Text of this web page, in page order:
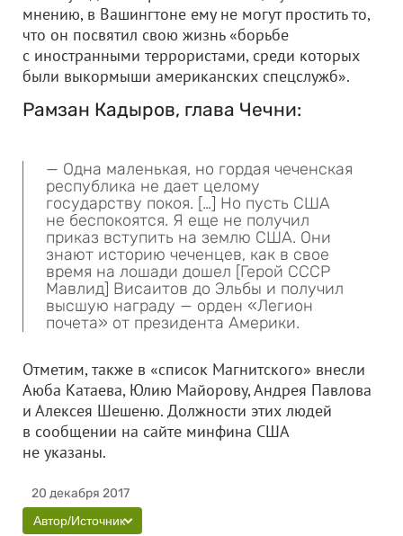
мнению, в Вашингтоне ему не могут простить то,
что он посвятил свою жизнь «борьбе
с иностранными террористами, среди которых
были выкормыши американских спецслужб».
Рамзан Кадыров, глава Чечни:
— Одна маленькая, но гордая чеченская
республика не дает целому
государству покоя. […] Но пусть США
не беспокоятся. Я еще не получил
приказ вступить на землю США. Они
знают историю чеченцев, как в свое
время на лошади дошел [Герой СССР
Мавлид] Висаитов до Эльбы и получил
высшую награду — орден «Легион
почета» от президента Америки.
Отметим, также в «список Магнитского» внесли
Аюба Катаева, Юлию Майорову, Андрея Павлова
и Алексея Шешеню. Должности этих людей
в сообщении на сайте минфина США
не указаны.
20 декабря 2017
Автор/Источник